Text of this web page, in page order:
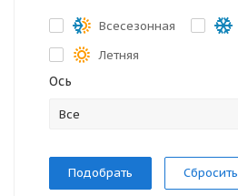
Всесезонная
Летняя
Ось
Все
Сбросить